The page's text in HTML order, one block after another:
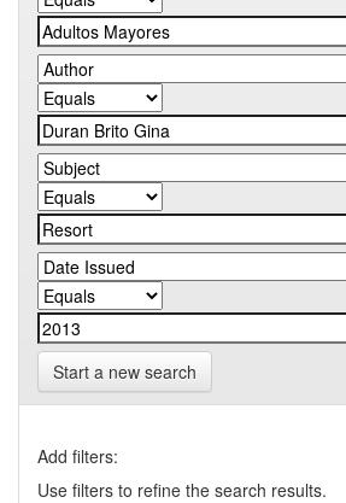
Start a new search
Add filters:
Use filters to refine the search results.